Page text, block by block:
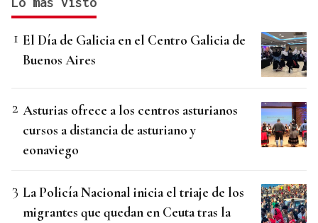
El Día de Galicia en el Centro Galicia de
Buenos Aires
Asturias ofrece a los centros asturianos
cursos a distancia de asturiano y
eonaviego
La Policía Nacional inicia el triaje de los
migrantes que quedan en Ceuta tras la